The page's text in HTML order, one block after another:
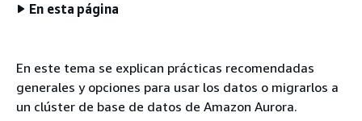
En esta página
En este tema se explican prácticas recomendadas
generales y opciones para usar los datos o migrarlos a
un clúster de base de datos de Amazon Aurora.